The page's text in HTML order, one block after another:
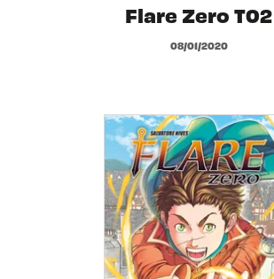
Flare Zero T02
08/01/2020